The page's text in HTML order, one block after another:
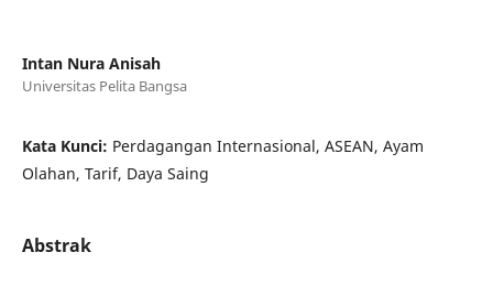
Intan Nura Anisah
Universitas Pelita Bangsa
Kata Kunci: Perdagangan Internasional, ASEAN, Ayam
Olahan, Tarif, Daya Saing
Abstrak